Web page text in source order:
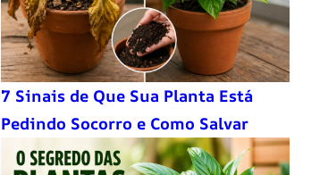
7 Sinais de Que Sua Planta Está
Pedindo Socorro e Como Salvar